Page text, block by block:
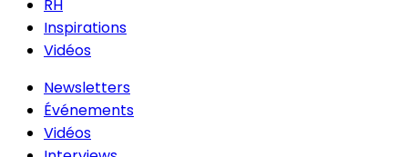
RH
Inspirations
Vidéos
Newsletters
Événements
Vidéos